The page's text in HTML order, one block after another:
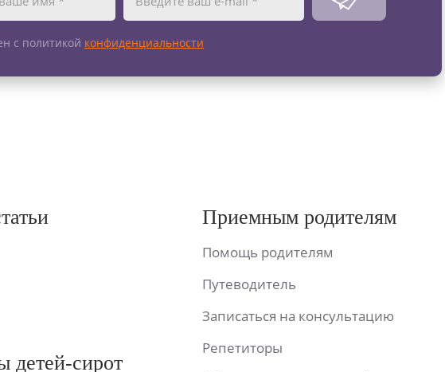
с политикой конфиденциальности
детей-сирот
Приемным родителям
Помощь родителям
Путеводитель
Записаться на консультацию
Репетиторы